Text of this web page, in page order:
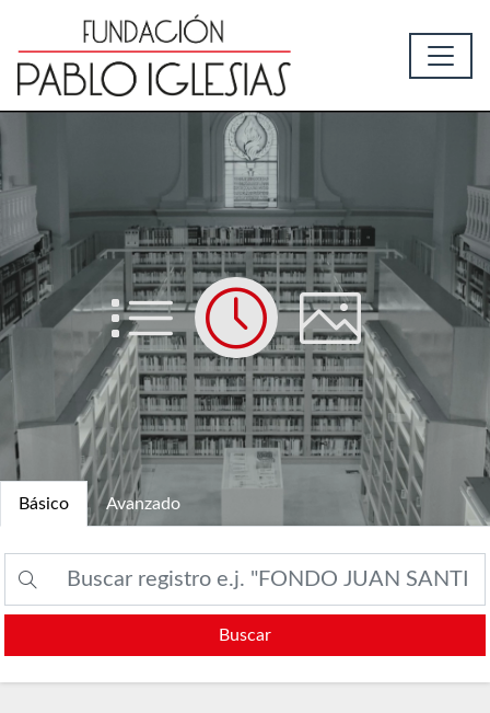
List Time Picture
Básico Avanzado
Buscar